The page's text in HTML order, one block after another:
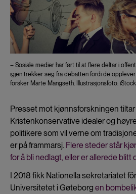
– Sosiale medier har ført til at flere deltar i
igjen trekker seg fra debatten fordi de
forsker Marte Mangseth. Illustrasjonsfoto:
Presset mot kjønnsforskningen tiltar
Kristenkonservative idealer og
politikere som vil verne om
er på frammarsj. Flere steder står
for å bli nedlagt, eller er allerede blitt
I 2018 fikk Nationella sekretariatet
Universitetet i Gøteborg en